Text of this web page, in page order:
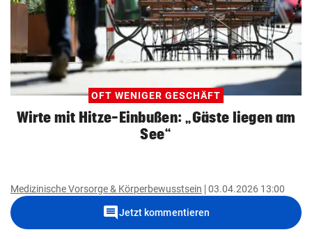
OFT WENIGER GESCHÄFT
Wirte mit Hitze-Einbußen: „Gäste liegen am
See“
Medizinische Vorsorge & Körperbewusstsein 03.04.2026 13:00
commentJetzt kommentieren